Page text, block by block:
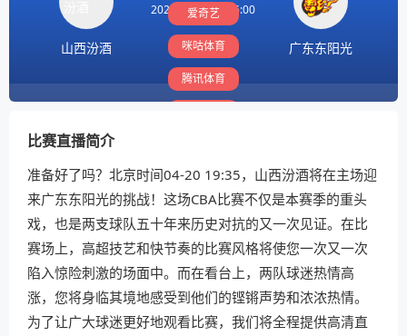
山西汾酒
爱奇艺
咪咕体育
腾讯体育
2026-04-20 19:35:00
广东东阳光
比赛直播简介
准备好了吗？北京时间04-20 19:35，山西汾酒将在主场迎
来广东东阳光的挑战！这场CBA比赛不仅是本赛季的重头
戏，也是两支球队五十年来历史对抗的又一次见证。在比
赛场上，高超技艺和快节奏的比赛风格将使您一次又一次
陷入惊险刺激的场面中。而在看台上，两队球迷热情高
涨，您将身临其境地感受到他们的铿锵声势和浓浓热情。
为了让广大球迷更好地观看比赛，我们将全程提供高清直